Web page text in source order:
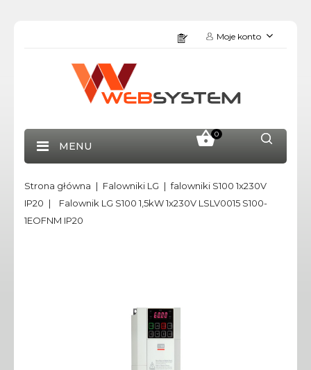
Moje konto
0
MENU
Strona główna Falowniki LG
falowniki S100 1x230V
IP20
Falownik LG S100 1,5kW 1x230V LSLV0015 S100-
1EOFNM IP20